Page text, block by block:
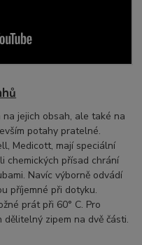
jejich obsah, ale také na
potahy pratelné.
Medicott, mají speciální
chemických přísad chrání
Navíc výborně odvádí
příjemné při dotyku.
prát při 60° C. Pro
zipem na dvě části.